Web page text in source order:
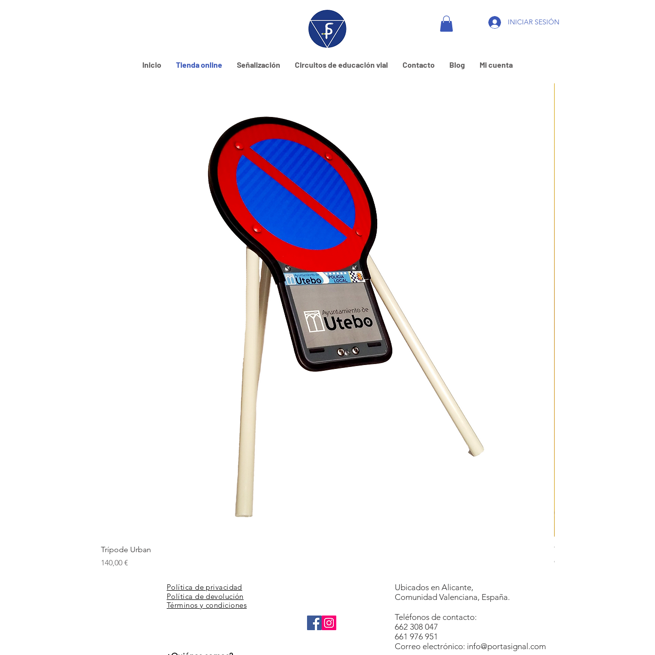
INICIAR SESIÓN
Inicio Tienda online Señalización Circuitos de educación vial Contacto Blog Mi cuenta
Trípode Urban
Prix
140,00 €
Trípode grande métalico
Prix
98,92 €
Política de privacidad
Política de devolución
Términos y condiciones
Ubicados en Alicante,
Comunidad Valenciana, España.
Teléfonos de contacto:
662 308 047
661 976 951
Correo electrónico: info@portasignal.com